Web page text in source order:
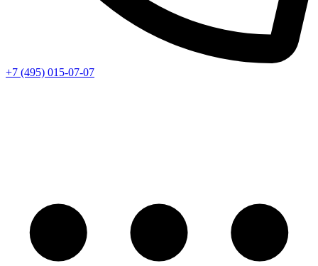
+7 (495) 015-07-07